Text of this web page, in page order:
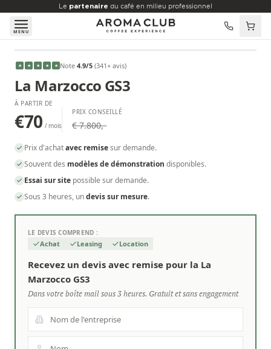
Aller au contenu principal
Le partenaire du café en milieu professionnel
MENU
À PARTIR DE
€70
★ ★ ★ ★ ★ Note 4.9/5 (341+ avis)
La Marzocco GS3
À PARTIR DE
€70 / mois
PRIX CONSEILLÉ
€ 7.800,-
Prix d'achatavec remisesur demande.
Souvent des modèles de démonstration disponibles.
Essai sur site possible sur demande.
Sous 3 heures, undevis sur mesure.
LE DEVIS COMPREND :
Achat Leasing Location
Recevez un devis avec remise pour la La
Marzocco GS3
Dans votre boîte mail sous 3 heures. Gratuit et sans engagement